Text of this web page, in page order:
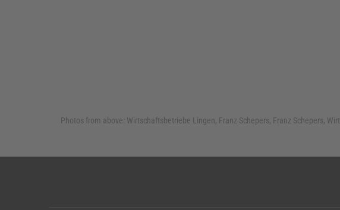
Photos from above: Wirtschaftsbetriebe Lingen, Franz Schepers, Franz Schepers,